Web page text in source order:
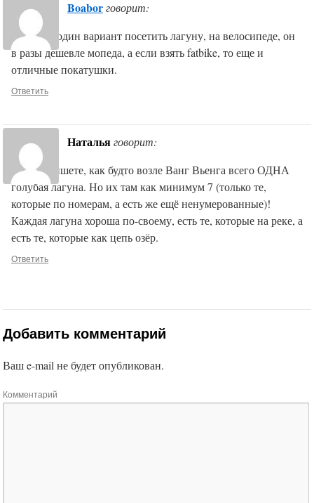
Boaborговорит:
Есть еще один вариант посетить лагуну, на велосипеде, он
в разы дешевле мопеда, а если взять fatbike, то еще и
отличные покатушки.
Ответить
Натальяговорит:
Вы так пишете, как будто возле Ванг Вьенга всего ОДНА
голубая лагуна. Но их там как минимум 7 (только те,
которые по номерам, а есть же ещё ненумерованные)!
Каждая лагуна хороша по-своему, есть те, которые на реке, а
есть те, которые как цепь озёр.
Ответить
Добавить комментарий
Ваш e-mail не будет опубликован.
Комментарий